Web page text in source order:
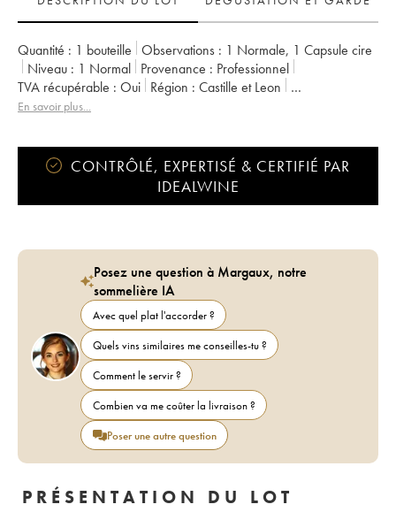
Quantité : 1 bouteille Observations : 1 Normale, 1 Capsule cire
Niveau : 1 Normal Provenance :
professionnel
TVA récupérable :
oui Région :
Castille et Leon
Appellation :
En savoir plus...
CONTRÔLÉ, EXPERTISÉ & CERTIFIÉ PAR
IDEALWINE
Posez une question à Margaux, notre
sommelière IA
Avec quel plat l'accorder ?
Quels vins similaires me conseilles-tu ?
Comment le servir ?
Combien va me coûter la livraison ?
Poser une autre question
PRÉSENTATION DU LOT